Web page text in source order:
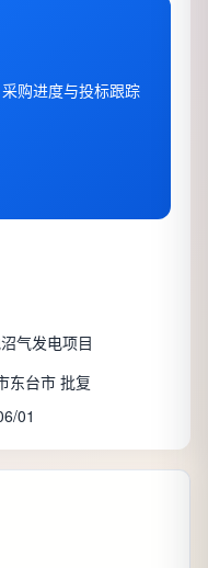
购进度与投标跟踪
气发电项目
东台市 批复
01